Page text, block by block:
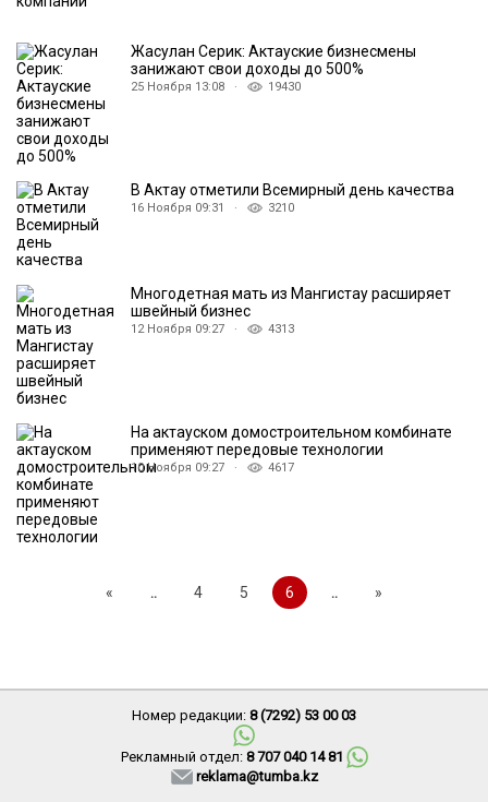
Жасулан Серик: Актауские бизнесмены
занижают свои доходы до 500%
25 Ноября 13:08 · 19430
В Актау отметили Всемирный день качества
16 Ноября 09:31 · 3210
Многодетная мать из Мангистау расширяет
швейный бизнес
12 Ноября 09:27 · 4313
На актауском домостроительном комбинате
применяют передовые технологии
10 Ноября 09:27 · 4617
« .. 4 5 6 .. »
Номер редакции: 8 (7292) 53 00 03
Рекламный отдел: 8 707 040 14 81
reklama@tumba.kz